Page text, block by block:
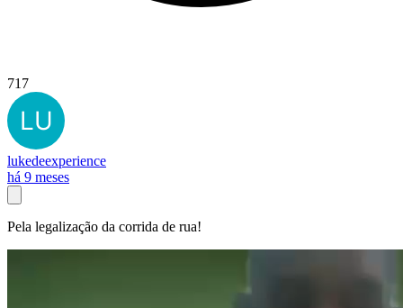
717
lukedeexperience
há 9 meses
Pela legalização da corrida de rua!